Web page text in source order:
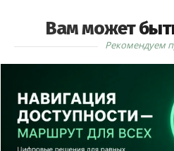
Вам может
Рекомендуем